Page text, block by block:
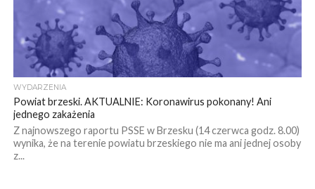
WYDARZENIA
Powiat brzeski. AKTUALNIE: Koronawirus pokonany! Ani
jednego zakażenia
Z najnowszego raportu PSSE w Brzesku (14 czerwca godz. 8.00)
wynika, że na terenie powiatu brzeskiego nie ma ani jednej osoby
z...